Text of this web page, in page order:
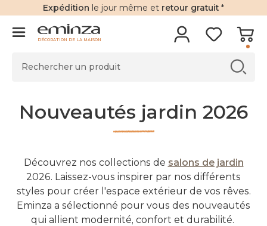
Expédition le jour même et retour gratuit *
DÉCORATION DE LA MAISON
Nouveautés jardin 2026
Découvrez nos collections de salons de jardin
2026. Laissez-vous inspirer par nos différents
styles pour créer l'espace extérieur de vos rêves.
Eminza a sélectionné pour vous des nouveautés
qui allient modernité, confort et durabilité.